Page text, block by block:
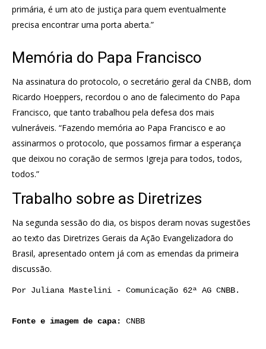
primária, é um ato de justiça para quem eventualmente
precisa encontrar uma porta aberta.”
Memória do Papa Francisco
Na assinatura do protocolo, o secretário geral da CNBB, dom
Ricardo Hoeppers, recordou o ano de falecimento do Papa
Francisco, que tanto trabalhou pela defesa dos mais
vulneráveis. “Fazendo memória ao Papa Francisco e ao
assinarmos o protocolo, que possamos firmar a esperança
que deixou no coração de sermos Igreja para todos, todos,
todos.”
Trabalho sobre as Diretrizes
Na segunda sessão do dia, os bispos deram novas sugestões
ao texto das Diretrizes Gerais da Ação Evangelizadora do
Brasil, apresentado ontem já com as emendas da primeira
discussão.
Por Juliana Mastelini - Comunicação 62ª AG CNBB.
Fonte e imagem de capa: CNBB